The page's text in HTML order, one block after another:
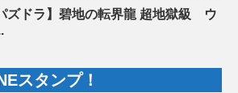
ズドラ】碧地の転界龍 超地獄級 ウ
スタンプ！